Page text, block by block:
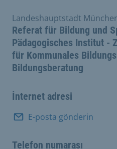
Referat für Bildung und
Pädagogisches Institut -
für Kommunales
Bildungsberatung
Landeshauptstadt
İnternet adresi
E-posta gönderin
Telefon numarası